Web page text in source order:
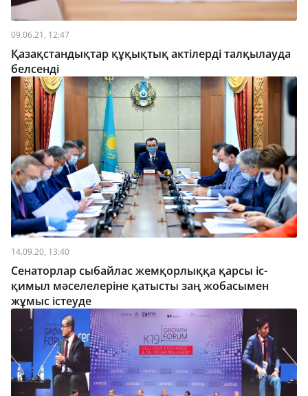
09.06.21, 12:47
Қазақстандықтар құқықтық актілерді талқылауда
белсенді
14.09.20, 13:40
Сенаторлар сыбайлас жемқорлыққа қарсы іс-
қимыл мәселелеріне қатысты заң жобасымен
жұмыс істеуде